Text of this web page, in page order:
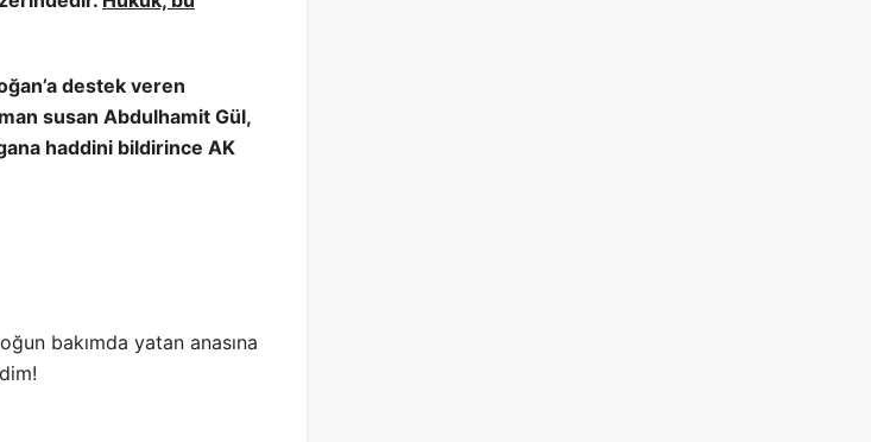
destek veren
susan Abdulhamit Gül,
haddini bildirince AK
bakımda yatan anasına